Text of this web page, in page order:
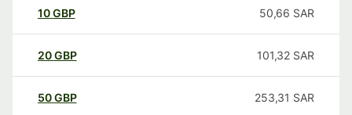
10GBP 50,66 SAR
20GBP 101,32 SAR
50GBP 253,31 SAR